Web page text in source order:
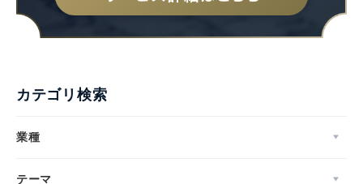
カテゴリ検索
業種
テーマ